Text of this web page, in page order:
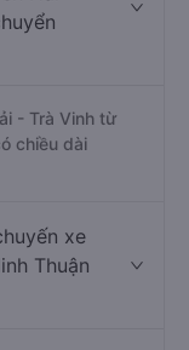
- Trà Vinh từ
chiều dài
xe
Thuận